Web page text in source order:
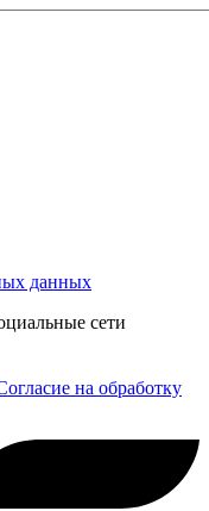
данных
сети
на обработку